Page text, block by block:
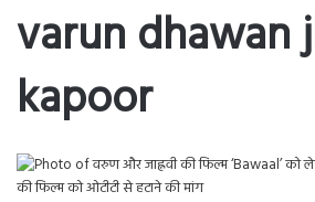
varun dhawan
kapoor